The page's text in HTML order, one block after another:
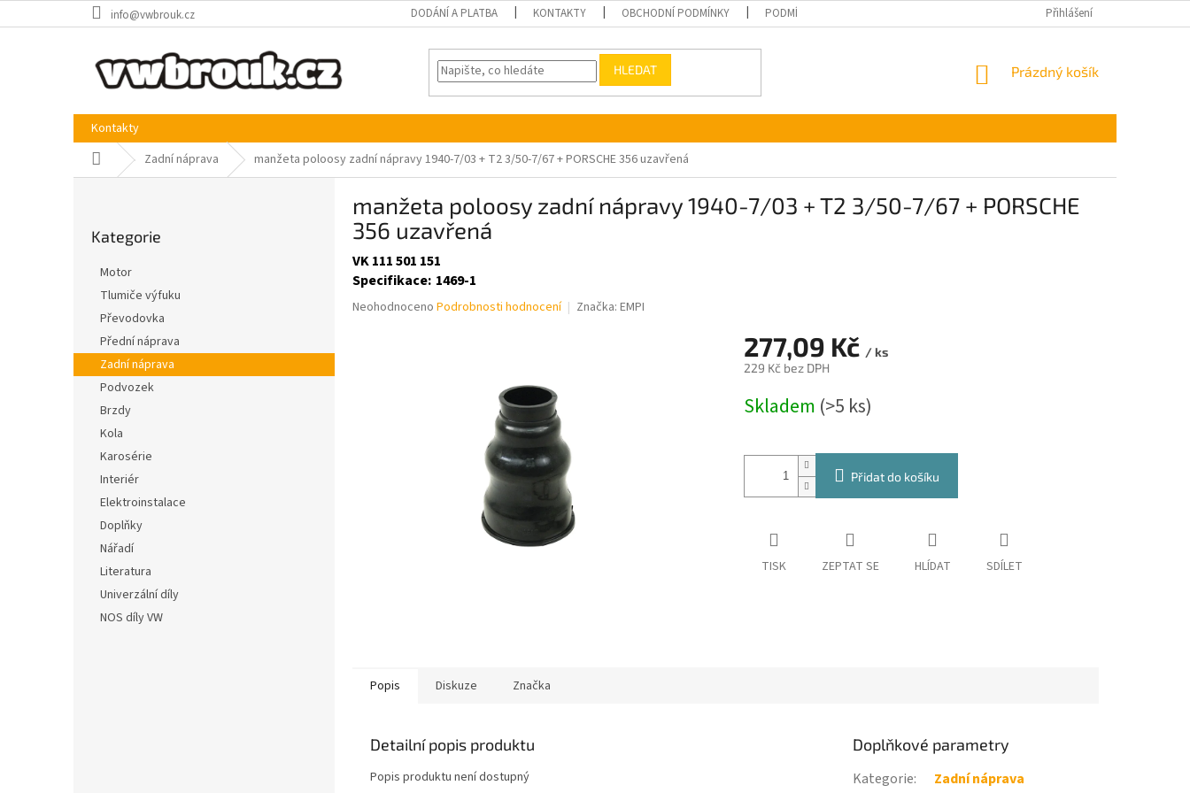
na
info@vwbrouk.cz DODÁNÍ A PLATBA KONTAKTY OBCHODNÍ PODMÍNKY PODMÍNKY OCHRANY OSOBNÍCH ÚDAJŮ Přihlášení
HLEDAT
NÁKUPNÍ
Prázdný košík
Kontakty
Domů Zadní náprava manžeta poloosy zadní nápravy 1940-7/03 + T2 3/50-7/67 + PORSCHE 356 uzavřená
a
kategorie
Kategorie
Motor
Tlumiče výfuku
Převodovka
Přední náprava
Zadní náprava
Podvozek
Brzdy
Kola
Karosérie
Interiér
Elektroinstalace
Doplňky
Nářadí
Literatura
Univerzální díly
NOS díly VW
manžeta poloosy zadní nápravy 1940-7/03 + T2 3/50-7/67 + PORSCHE
356 uzavřená
VK 111 501 151
Specifikace: 1469-1
Průměrné
Neohodnoceno Podrobnosti hodnocení Značka: EMPI
277,09 Kč / ks
229 Kč bez DPH
cena:
Skladem (>5 ks)
Přidat do košíku
TISK ZEPTAT SE HLÍDAT SDÍLET
Popis Diskuze Značka
Detailní popis produktu
Popis produktu není dostupný
Doplňkové parametry
Kategorie: Zadní náprava